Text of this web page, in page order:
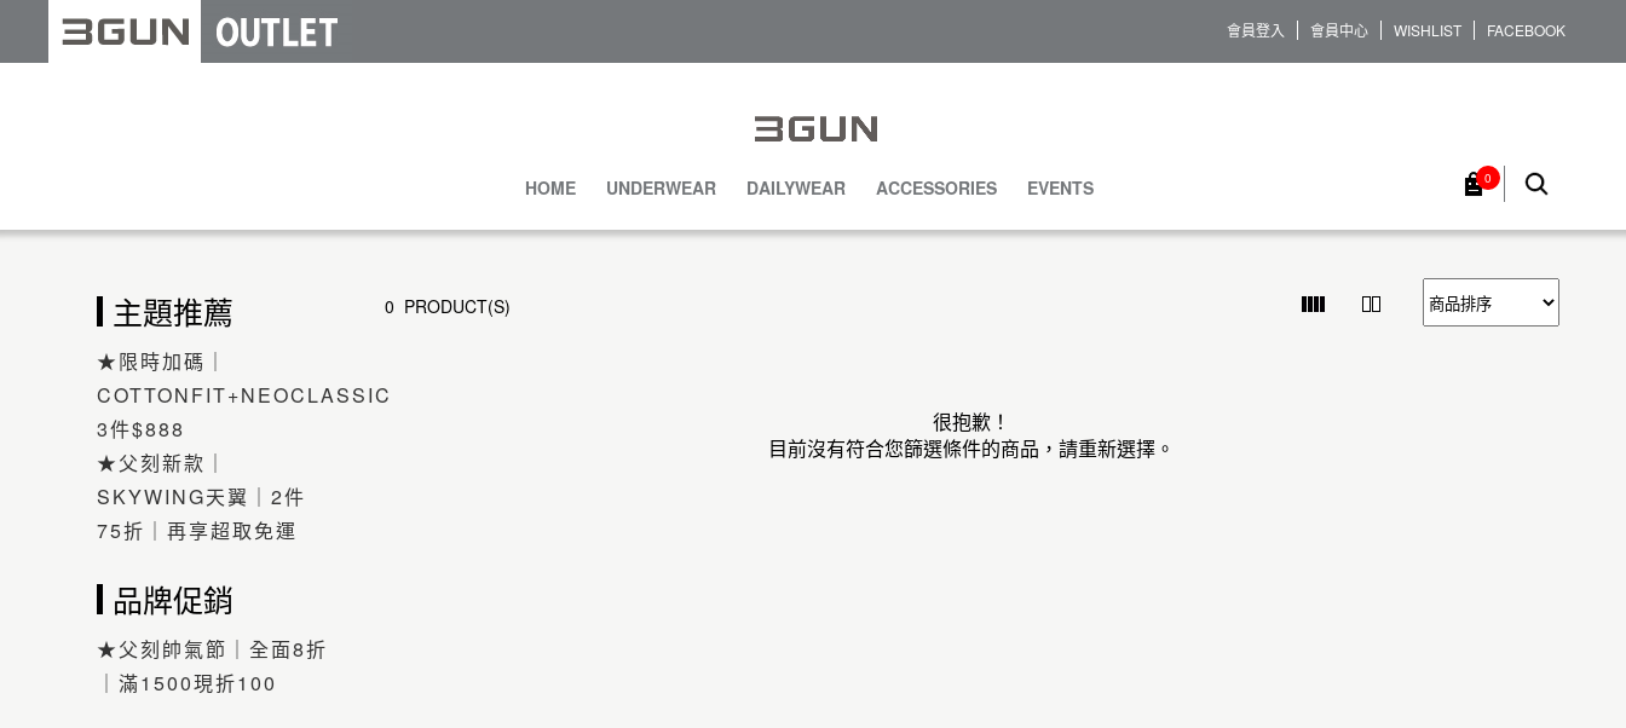
會員登入 會員中心 WISHLIST FACEBOOK
HOME UNDERWEAR DAILYWEAR ACCESSORIES EVENTS 0
主題推薦
★限時加碼｜
COTTONFIT+NEOCLASSIC
3件$888
★父刻新款｜
SKYWING天翼｜2件
75折｜再享超取免運
品牌促銷
★父刻帥氣節｜全面8折
｜滿1500現折100
0 PRODUCT(S)
很抱歉！
目前沒有符合您篩選條件的商品，請重新選擇。